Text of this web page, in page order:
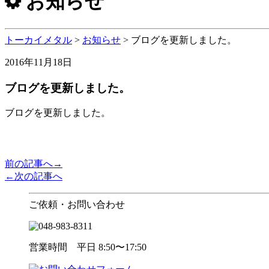
トーカイメタル > お知らせ > ブログを更新しました。
2016年11月18日
ブログを更新しました。
ブログを更新しました。
前の記事へ→
←次の記事へ
ご依頼・お問い合わせ
営業時間 平日 8:50〜17:50